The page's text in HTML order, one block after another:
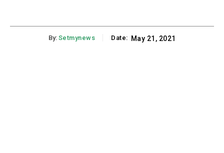
By: Setmynews Date: May 21, 2021